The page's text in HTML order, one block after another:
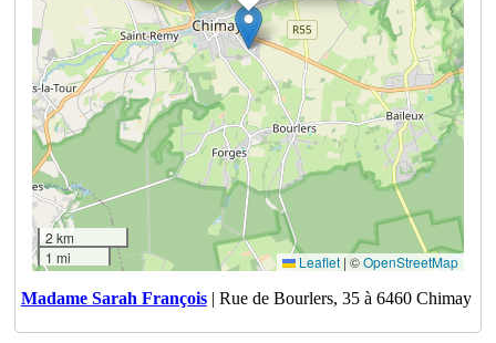
2 km
1 mi
Leaflet | ©OpenStreetMap
Madame Sarah François| Rue de Bourlers, 35 à 6460 Chimay